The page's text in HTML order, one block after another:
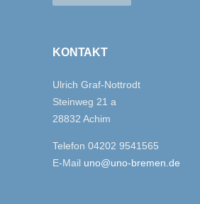
KONTAKT
Ulrich Graf-Nottrodt
Steinweg 21 a
28832 Achim
Telefon 04202 9541565
E-Mail uno@uno-bremen.de